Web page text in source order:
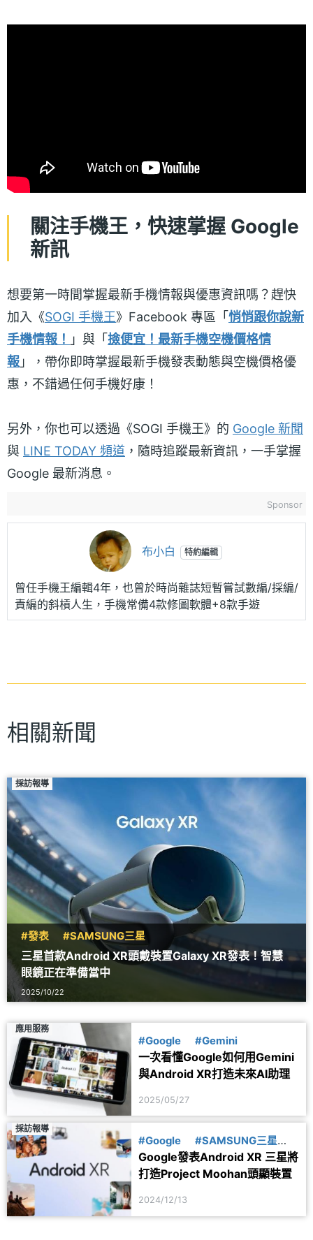
關注手機王，快速掌握 Google
新訊
想要第一時間掌握最新手機情報與優惠資訊嗎？趕快
加入《SOGI 手機王》Facebook 專區「悄悄跟你說新
手機情報！ 」與「撿便宜！最新手機空機價格情
報 」，帶你即時掌握最新手機發表動態與空機價格優
惠，不錯過任何手機好康！
另外，你也可以透過《SOGI 手機王》的 Google 新聞
與 LINE TODAY 頻道 ，隨時追蹤最新資訊，一手掌握
Google 最新消息。
Sponsor
布小白 特約編輯
曾任手機王編輯4年，也曾於時尚雜誌短暫嘗試數編/採編/
責編的斜槓人生，手機常備4款修圖軟體+8款手遊
相關新聞
採訪報導
#發表 #SAMSUNG三星
三星首款Android XR頭戴裝置Galaxy XR發表！智慧
眼鏡正在準備當中
2025/10/22
應用服務
#Google #Gemini
一次看懂Google如何用Gemini
與Android XR打造未來AI助理
2025/05/27
採訪報導
#Google
#SAMSUNG三星
#Qualcomm高通
Google發表Android XR 三星將
打造Project Moohan頭顯裝置
2024/12/13